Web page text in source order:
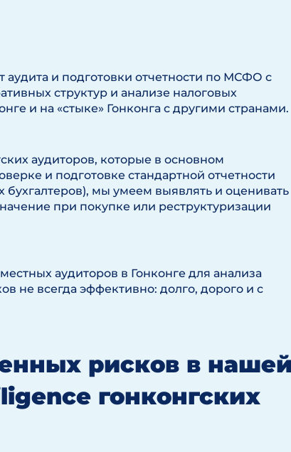
и подготовки отчетности по МСФО с
структур и анализе налоговых
и на «стыке» Гонконга с другими странами.
аудиторов, которые в основном
и подготовке стандартной отчетности
бухгалтеров), мы умеем выявлять и оценивать
при покупке или реструктуризации
аудиторов в Гонконге для анализа
не всегда эффективно: долго, дорого и с
рисков в нашей
гонконгских